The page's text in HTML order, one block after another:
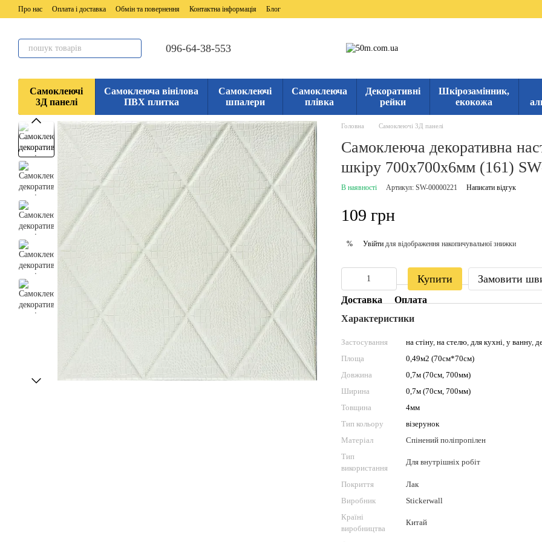
Перейти до основного контенту
Про нас Оплата і доставка Обмін та повернення Контактна інформація Блог
096-64-38-553
Самоклеючі
3Д панелі
Самоклеюча вінілова
ПВХ плитка
Самоклеючі
шпалери
Самоклеюча
плівка
Декоративні
рейки
Шкірозамінник,
екокожа
Головна Самоклеючі 3Д панелі
Самоклеюча декоративна
шкіру 700х700х6мм (161)
В наявності Артикул: SW-00000221 Написати відгук
109 грн
% Увійтидля відображення накопичувальної знижки
Купити Замовити
Доставка
Оплата
Характеристики
Застосування на стіну, на стелю, для кухні, у ванну,
Площа
0,49м2 (70см*70см)
Довжина
0,7м (70см, 700мм)
Ширина
0,7м (70см, 700мм)
Товщина
4мм
Тип кольору
візерунок
Матеріал
Спінений поліпропілен
Тип
використання
Для внутрішніх робіт
Покриття
Лак
Виробник
Stickerwall
Країні
виробництва
Китай